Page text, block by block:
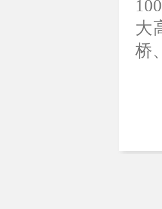
大
桥